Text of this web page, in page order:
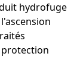
hydrofuge